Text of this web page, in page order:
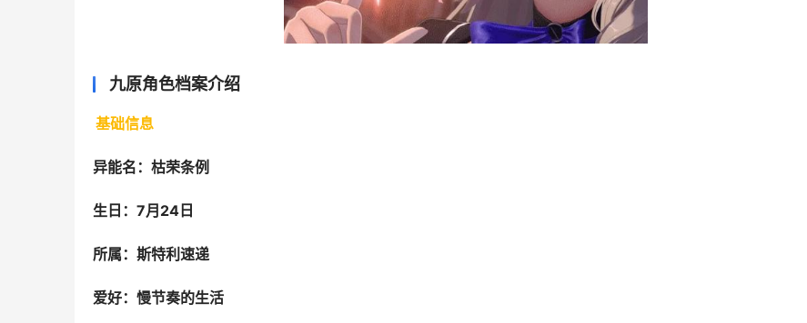
九原角色档案介绍
基础信息
异能名：枯荣条例
生日：7月24日
所属：斯特利速递
爱好：慢节奏的生活